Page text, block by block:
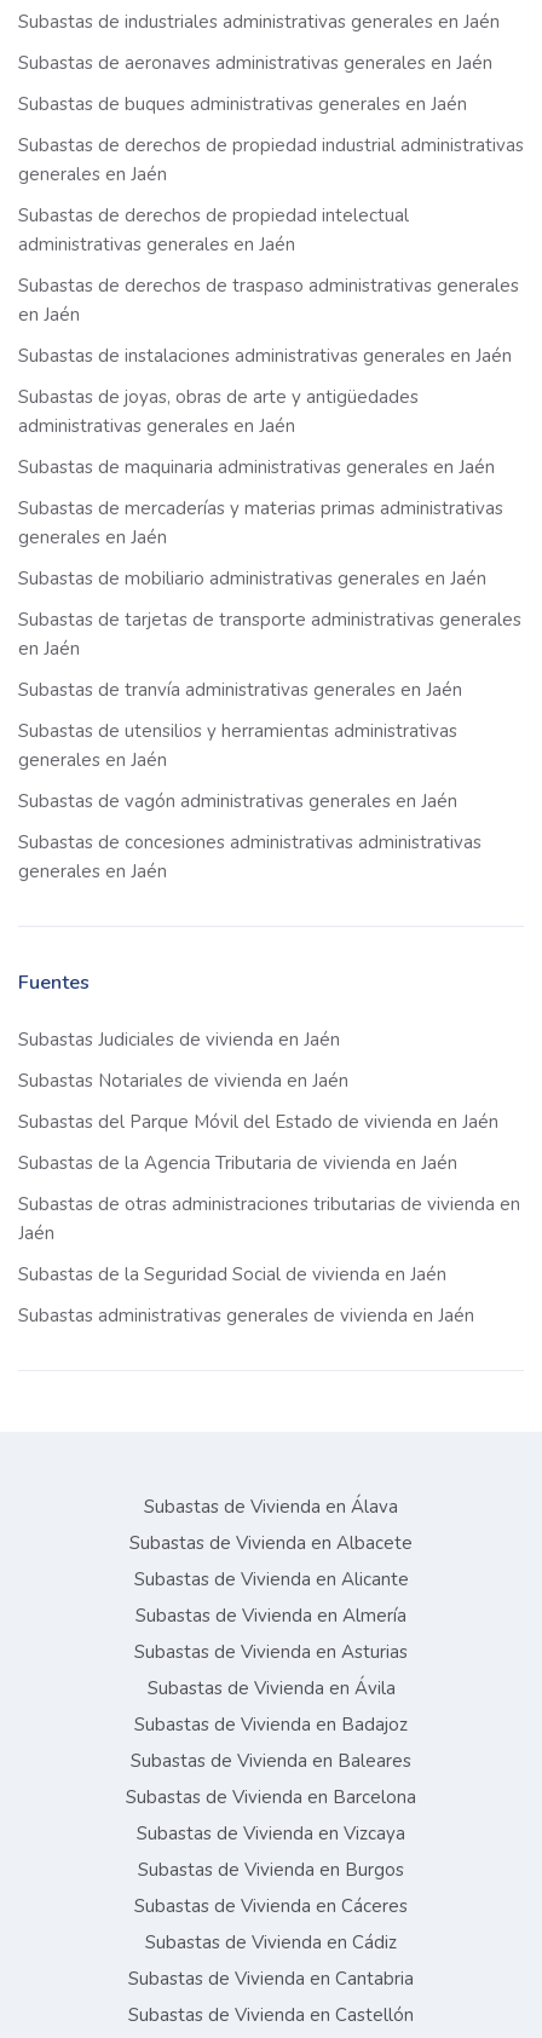
Subastas de industriales administrativas generales en Jaén
Subastas de aeronaves administrativas generales en Jaén
Subastas de buques administrativas generales en Jaén
Subastas de derechos de propiedad industrial administrativas
generales en Jaén
Subastas de derechos de propiedad intelectual
administrativas generales en Jaén
Subastas de derechos de traspaso administrativas generales
en Jaén
Subastas de instalaciones administrativas generales en Jaén
Subastas de joyas, obras de arte y antigüedades
administrativas generales en Jaén
Subastas de maquinaria administrativas generales en Jaén
Subastas de mercaderías y materias primas administrativas
generales en Jaén
Subastas de mobiliario administrativas generales en Jaén
Subastas de tarjetas de transporte administrativas generales
en Jaén
Subastas de tranvía administrativas generales en Jaén
Subastas de utensilios y herramientas administrativas
generales en Jaén
Subastas de vagón administrativas generales en Jaén
Subastas de concesiones administrativas administrativas
generales en Jaén
Fuentes
Subastas Judiciales de vivienda en Jaén
Subastas Notariales de vivienda en Jaén
Subastas del Parque Móvil del Estado de vivienda en Jaén
Subastas de la Agencia Tributaria de vivienda en Jaén
Subastas de otras administraciones tributarias de vivienda en
Jaén
Subastas de la Seguridad Social de vivienda en Jaén
Subastas administrativas generales de vivienda en Jaén
Subastas de Vivienda en Álava
Subastas de Vivienda en Albacete
Subastas de Vivienda en Alicante
Subastas de Vivienda en Almería
Subastas de Vivienda en Asturias
Subastas de Vivienda en Ávila
Subastas de Vivienda en Badajoz
Subastas de Vivienda en Baleares
Subastas de Vivienda en Barcelona
Subastas de Vivienda en Vizcaya
Subastas de Vivienda en Burgos
Subastas de Vivienda en Cáceres
Subastas de Vivienda en Cádiz
Subastas de Vivienda en Cantabria
Subastas de Vivienda en Castellón